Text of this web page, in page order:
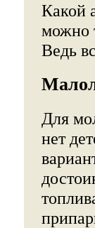
Какой
можно
Ведь
Для
нет